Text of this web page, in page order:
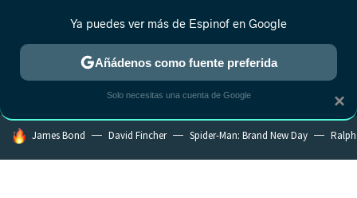
MENÚ NUEVO
ESTRENOS REALITY ANIME RANKINGS CINE
HOY SE HABLA DE
James Bond David Fincher Spider-Man: Brand New Day
×
Ya puedes ver más de Espinof en Google
Añádenos como fuente preferida
Solo necesitas una cuenta de Google